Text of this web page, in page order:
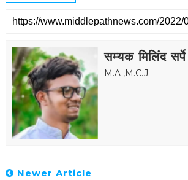
सम्यक मिलिंद सर्पे
M.A ,M.C.J.
Newer Article